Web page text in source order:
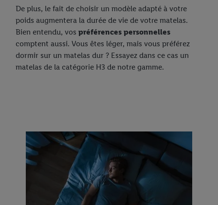
De plus, le fait de choisir un modèle adapté à votre
poids augmentera la durée de vie de votre matelas.
Bien entendu, vos préférences personnelles
comptent aussi. Vous êtes léger, mais vous préférez
dormir sur un matelas dur ? Essayez dans ce cas un
matelas de la catégorie H3 de notre gamme.